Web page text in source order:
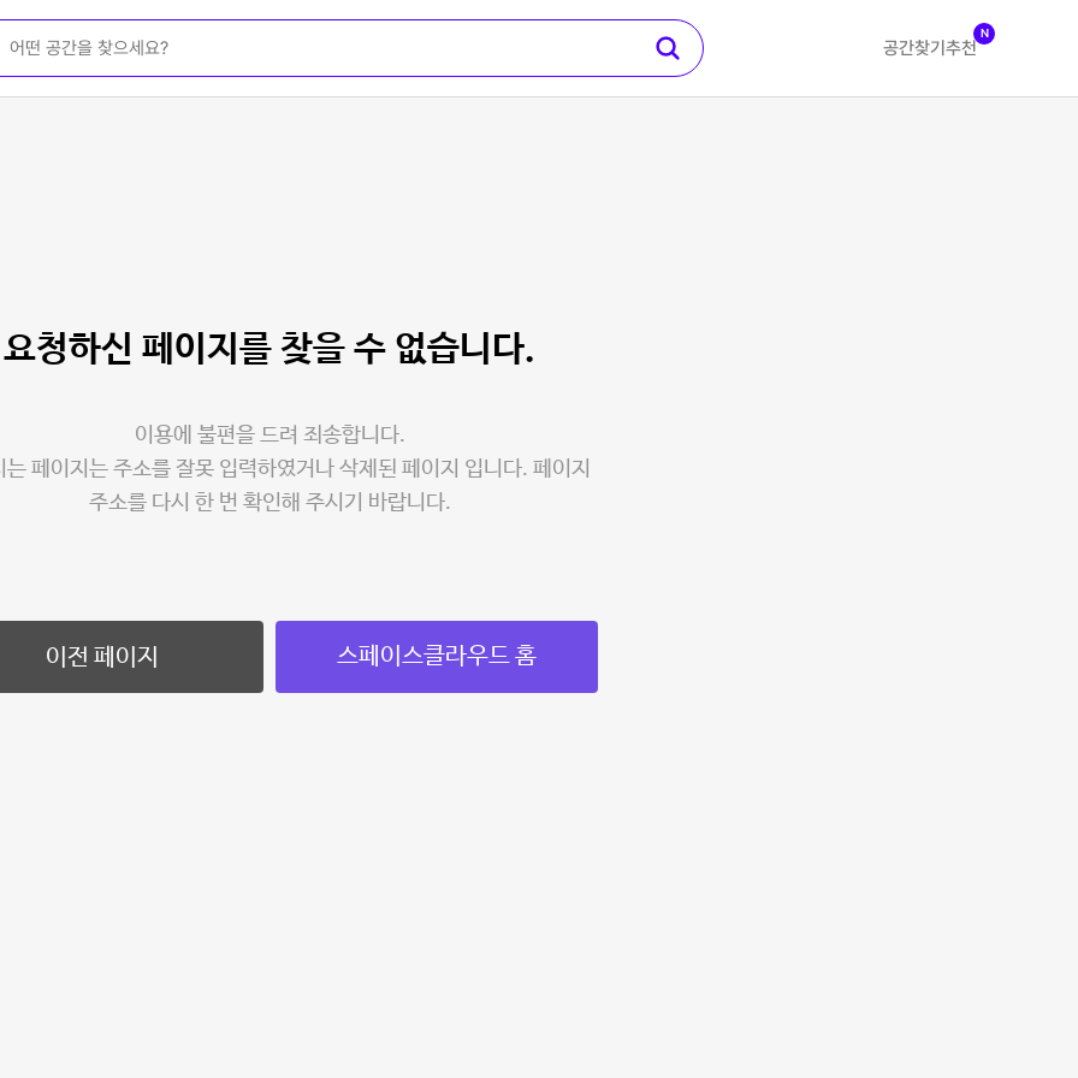
공간찾기 추천
N
요청하신 페이지를 찾을 수 없습니다.
이용에 불편을 드려 죄송합니다.
는 페이지는 주소를 잘못 입력하였거나 삭제된 페이지 입니다. 페이지
주소를 다시 한 번 확인해 주시기 바랍니다.
이전 페이지 스페이스클라우드 홈